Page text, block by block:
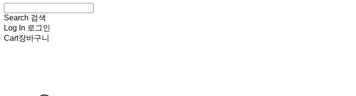
Search 검색
Log In 로그인
Cart장바구니